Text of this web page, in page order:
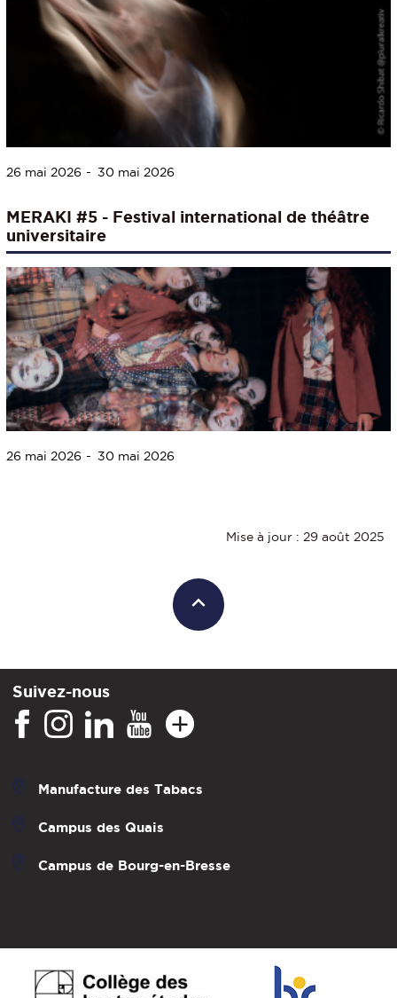
26 mai 2026 30 mai 2026
MERAKI #5 - Festival international de théâtre
universitaire
26 mai 2026 30 mai 2026
Mise à jour : 29 août 2025
Suivez-nous
Manufacture des Tabacs
Campus des Quais
Campus de Bourg-en-Bresse